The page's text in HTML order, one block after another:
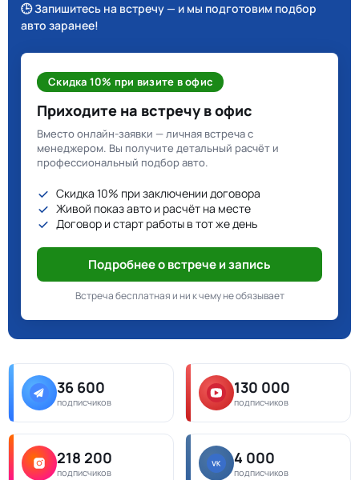
🕒 Запишитесь на встречу — и мы подготовим подбор
авто заранее!
Скидка 10% при визите в офис
Приходите на встречу в офис
Вместо онлайн-заявки — личная встреча с
менеджером. Вы получите детальный расчёт и
профессиональный подбор авто.
Скидка 10% при заключении договора
Живой показ авто и расчёт на месте
Договор и старт работы в тот же день
Подробнее о встрече и запись
Встреча бесплатная и ни к чему не обязывает
36 600
подписчиков
130 000
подписчиков
218 200
подписчиков
4 000
подписчиков